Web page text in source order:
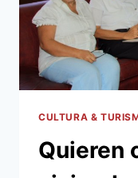
CULTURA &
Quieren